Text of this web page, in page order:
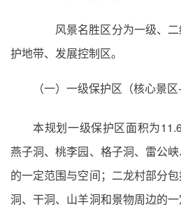
风景名胜区分为一级、二
护地带、发展控制区。
（一）一级保护区（核心景
本规划一级保护区面积为
燕子洞、桃李园、格子洞、雷公
的一定范围与空间；二龙村部分
洞、干洞、山羊洞和景物周边的